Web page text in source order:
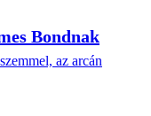
Bondnak
az arcán